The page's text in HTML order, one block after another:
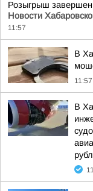
Розыгрыш
Новости
11:57
В
11:57
В